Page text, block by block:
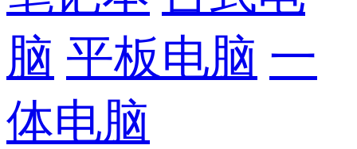
脑 平板电脑 一
体电脑